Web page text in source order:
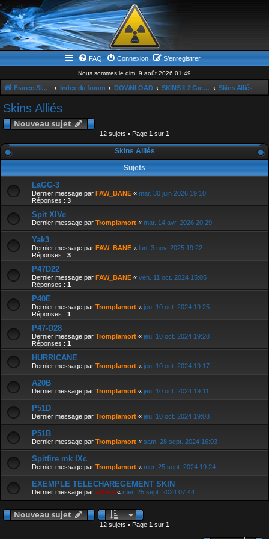
FAQ Connexion S’enregistrer
Nous sommes le dim. 9 août 2026 01:49
France-Simulation / Simulation-france-magazine.com Index du forum DOWNLOAD SKINS IL2 Great Baattle Skins Alliés
Skins Alliés
Nouveau sujet
12 sujets • Page 1 sur 1
Skins Alliés
Sujets
LaGG-3
Dernier message par FAW_BANE « mar. 30 juin 2026 19:10
Réponses : 3
Spit XIVe
Dernier message par Tromplamort « mar. 14 avr. 2026 20:29
Yak3
Dernier message par FAW_BANE « lun. 3 nov. 2025 19:22
Réponses : 3
P47D22
Dernier message par FAW_BANE « ven. 11 oct. 2024 15:05
Réponses : 1
P40E
Dernier message par Tromplamort « jeu. 10 oct. 2024 19:25
Réponses : 1
P47-D28
Dernier message par Tromplamort « jeu. 10 oct. 2024 19:20
Réponses : 1
HURRICANE
Dernier message par Tromplamort « jeu. 10 oct. 2024 19:17
A20B
Dernier message par Tromplamort « jeu. 10 oct. 2024 19:11
P51D
Dernier message par Tromplamort « jeu. 10 oct. 2024 19:08
P51B
Dernier message par Tromplamort « sam. 28 sept. 2024 16:03
Spitfire mk IXc
Dernier message par Tromplamort « mer. 25 sept. 2024 19:24
EXEMPLE TELECHAREGEMENT SKIN
Dernier message par admin « mer. 25 sept. 2024 07:44
Nouveau sujet
12 sujets • Page 1 sur 1